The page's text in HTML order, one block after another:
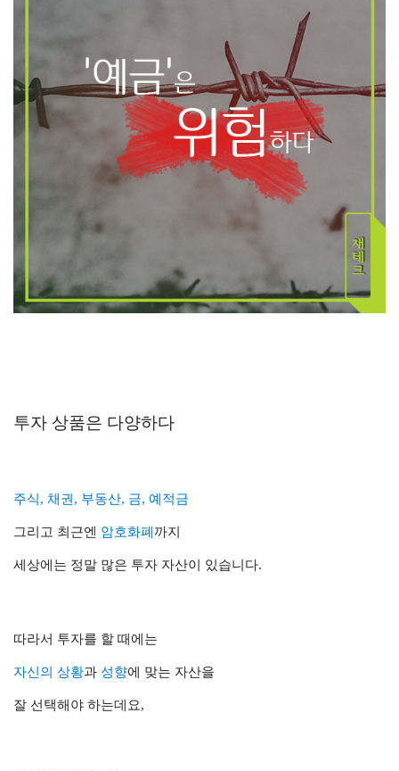
투자 상품은 다양하다
주식, 채권, 부동산, 금, 예적금
그리고 최근엔 암호화폐 까지
세상에는 정말 많은 투자 자산이 있습니다.
따라서 투자를 할 때에는
자신의 상황과 성향에 맞는 자산을
잘 선택해야 하는데요,